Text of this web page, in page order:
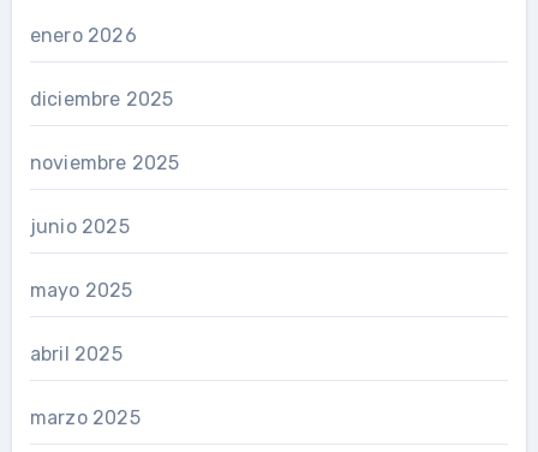
enero 2026
diciembre 2025
noviembre 2025
junio 2025
mayo 2025
abril 2025
marzo 2025